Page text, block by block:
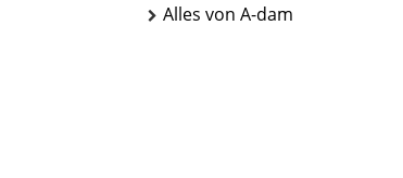
Alles von A-dam